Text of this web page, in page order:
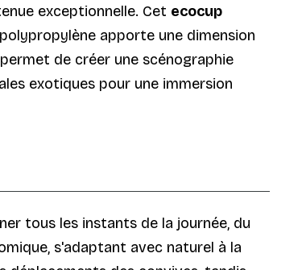
exceptionnelle. Cet ecocup
apporte une dimension
de créer une scénographie
exotiques pour une immersion
tous les instants de la journée, du
s'adaptant avec naturel à la